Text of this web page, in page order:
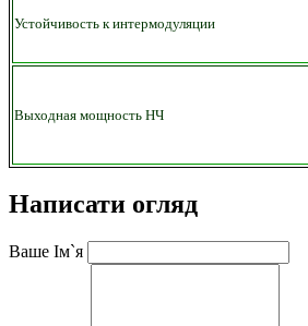
Устойчивость к интермодуляции
Выходная мощность НЧ
Написати огляд
Ваше Ім`я